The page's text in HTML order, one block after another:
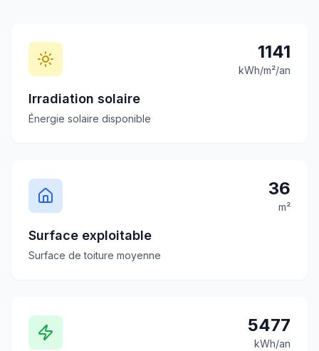
1141
kWh/m²/an
Irradiation solaire
Énergie solaire disponible
36
m²
Surface exploitable
Surface de toiture moyenne
5477
kWh/an